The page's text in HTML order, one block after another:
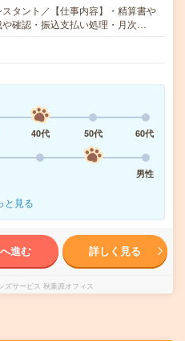
タント／【仕事内容】・精算書や
確認・振込支払い処理・月次…
40代 50代
60代
男性
と見る
進む 詳しく見る
ズサービス 秋葉原オフィス